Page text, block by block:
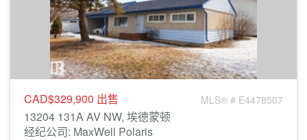
CAD$329,900 出售 MLS® # E4478507
13204 131A AV NW, 埃德蒙顿
经纪公司: MaxWell Polaris